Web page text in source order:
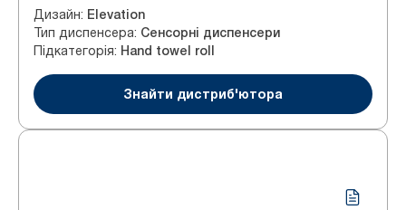
Дизайн: Elevation
Тип диспенсера: Сенсорні диспенсери
Підкатегорія: Hand towel roll
Знайти дистриб'ютора